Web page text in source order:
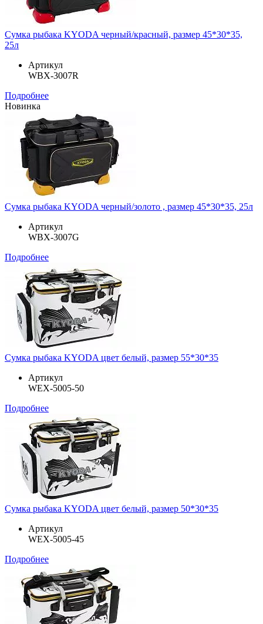
Сумка рыбака KYODA черный/красный, размер 45*30*35,
25л
Артикул
WBX-3007R
Подробнее
Новинка
Сумка рыбака KYODA черный/золото , размер 45*30*35, 25л
Артикул
WBX-3007G
Подробнее
Сумка рыбака KYODA цвет белый, размер 55*30*35
Артикул
WEX-5005-50
Подробнее
Сумка рыбака KYODA цвет белый, размер 50*30*35
Артикул
WEX-5005-45
Подробнее